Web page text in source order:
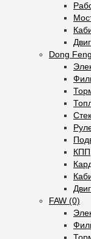
Dong
FAW (0)